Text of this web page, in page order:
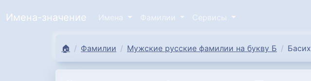
Имена-значение Имена Фамилии Сервисы
🏠 Фамилии Мужские русские фамилии на букву Б